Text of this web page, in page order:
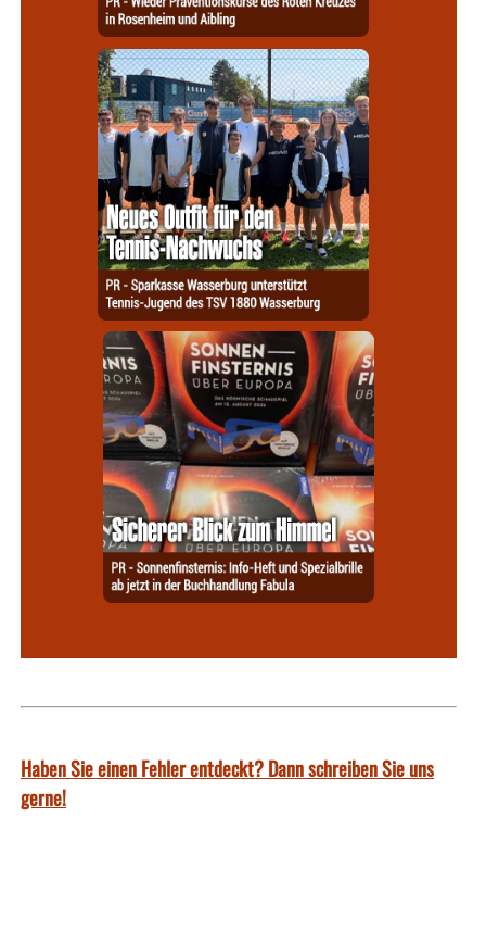
Haben Sie einen Fehler entdeckt? Dann schreiben Sie uns
gerne!